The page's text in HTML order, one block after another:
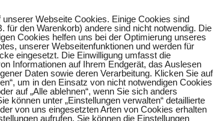
III
unserer Webseite Cookies. Einige Cookies sind
für den Warenkorb) andere sind nicht notwendig. Die
Cookies helfen uns bei der Optimierung unseres
unserer Webseitenfunktionen und werden für
eingesetzt. Die Einwilligung umfasst die
Informationen auf Ihrem Endgerät, das Auslesen
Daten sowie deren Verarbeitung. Klicken Sie auf
um in den Einsatz von nicht notwendigen Cookies
auf „Alle ablehnen“, wenn Sie sich anders
können unter „Einstellungen verwalten“ detaillierte
von uns eingesetzten Arten von Cookies erhalten
aufrufen. Sie können die Einstellungen